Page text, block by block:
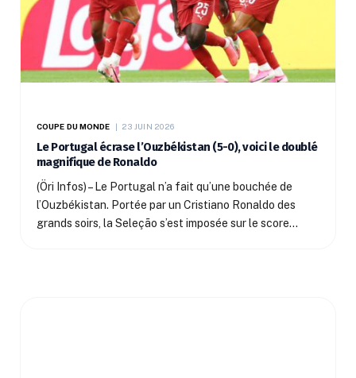
COUPE DU MONDE 23 JUIN 2026
Le Portugal écrase l’Ouzbékistan (5-0), voici le doublé
magnifique de Ronaldo
(Öri Infos) – Le Portugal n’a fait qu’une bouchée de
l’Ouzbékistan. Portée par un Cristiano Ronaldo des
grands soirs, la Seleção s’est imposée sur le score…